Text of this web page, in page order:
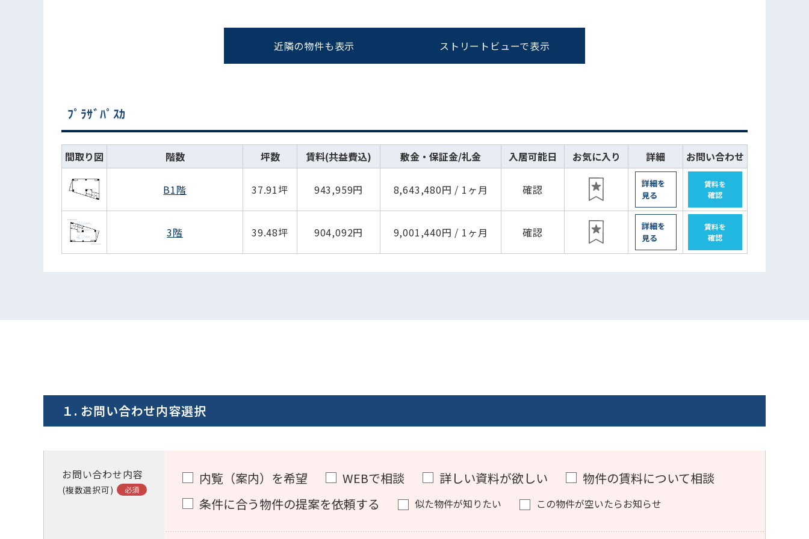
近隣の物件も表示 ストリートビューで表示
ﾌﾟﾗｻﾞﾊﾟｽｶ
間取り図 階数 坪数 賃料(共益費込) 敷金・保証金/礼金 入居可能日 お気に入り 詳細 お問い合わせ
B1階 37.91坪 943,959円 8,643,480円 / 1ヶ月 確認
詳細を
見る
賃料を
確認
3階 39.48坪 904,092円 9,001,440円 / 1ヶ月 確認
詳細を
見る
賃料を
確認
１. お問い合わせ内容選択
お問い合わせ内容
(複数選択可)
内覧（案内）を希望 WEBで相談 詳しい資料が欲しい
物件の賃料について相談
条件に合う物件の提案を依頼する
似た物件が知りたい この物件が空いたらお知らせ